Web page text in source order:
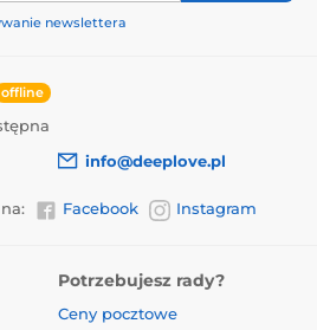
newslettera
offline
info@deeplove.pl
Facebook Instagram
Potrzebujesz rady?
Ceny pocztowe